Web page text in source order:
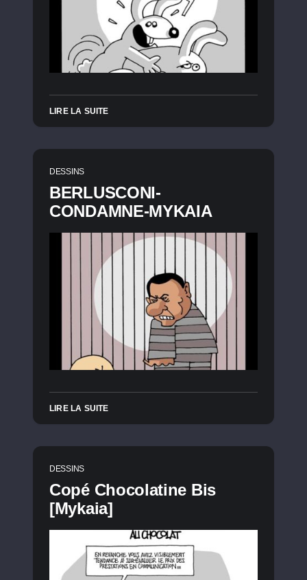
LIRE LA SUITE
DESSINS
BERLUSCONI-
CONDAMNE-MYKAIA
LIRE LA SUITE
DESSINS
Copé Chocolatine Bis
[Mykaia]